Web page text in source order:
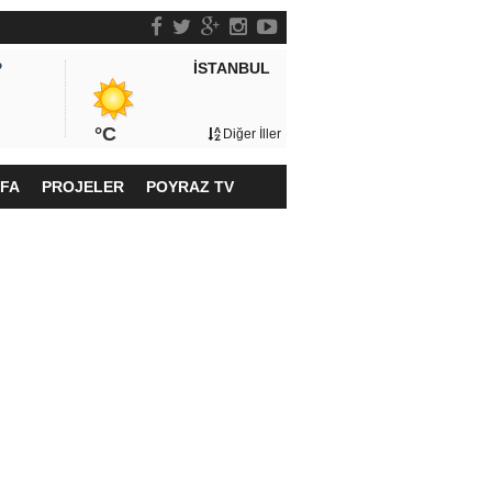
İSTANBUL
°C Diğer İller
PROJELER POYRAZ TV